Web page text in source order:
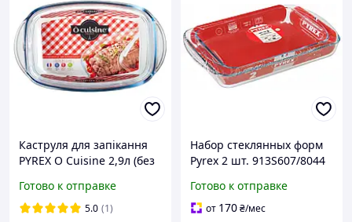
Каструля для запікання
PYREX O Cuisine 2,9л (без
Готово к отправке
5.0 (1)
Набор стеклянных форм
Pyrex 2 шт. 913S607/8044
Готово к отправке
от 170₴/мес